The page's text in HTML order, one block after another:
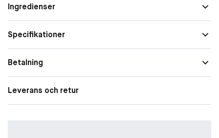
-
Fördelar:
- Ger fantastisk volym och glans med en svalkande, kittlande
Ingredienser
Specifikationer
Betalning
Leverans och retur